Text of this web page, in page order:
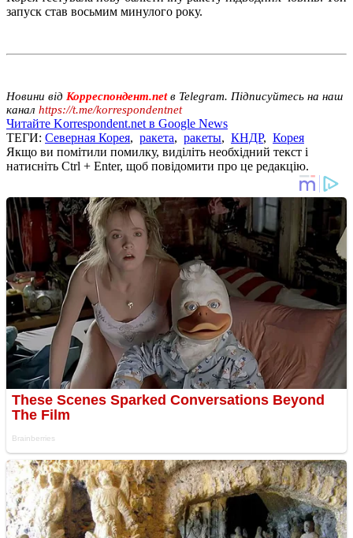
запуск став восьмим минулого року.
Новини від Корреспондент.netв Telegram. Підписуйтесь на наш
канал https://t.me/korrespondentnet
Читайте Korrespondent.net в Google News
ТЕГИ: Северная Корея, ракета, ракеты, КНДР, Корея
Якщо ви помітили помилку, виділіть необхідний текст і
натисніть Ctrl + Enter, щоб повідомити про це редакцію.